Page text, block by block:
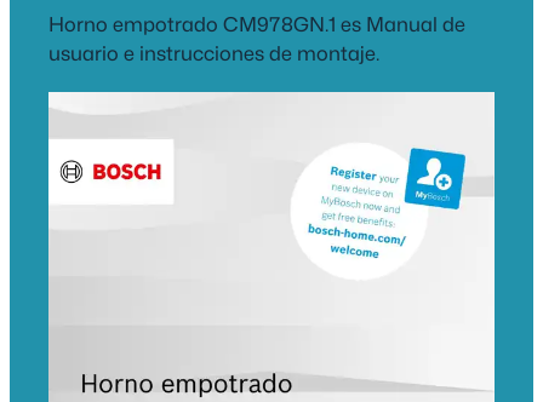
Horno empotrado CM978GN.1 es Manual de
usuario e instrucciones de montaje.